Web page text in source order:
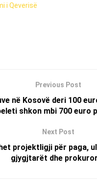
i Qeverisë
Previous Post
në Kosovë deri 100
shkon mbi 700 euro
Next Post
projektligji për paga,
gjygjtarët dhe